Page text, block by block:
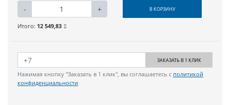
- + В КОРЗИНУ
Итого: 12 549,83
ЗАКАЗАТЬ В 1 КЛИК
Нажимая кнопку "Заказать в 1 клик", вы соглашаетесь с политикой
конфиденциальности